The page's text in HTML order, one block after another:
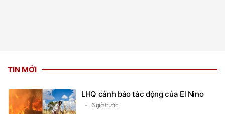
TIN MỚI
LHQ cảnh báo tác động của El Nino
6 giờ trước